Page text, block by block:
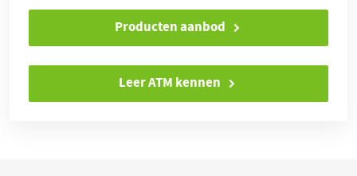
Producten aanbod
Leer ATM kennen